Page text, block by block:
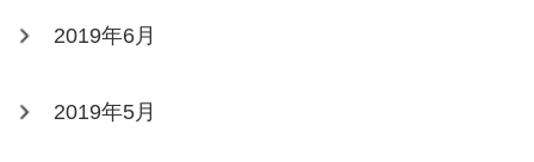
2019年6月
2019年5月